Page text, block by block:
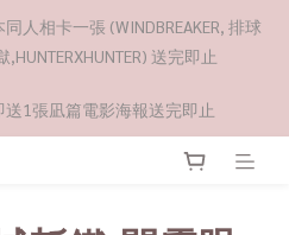
人相卡一張 (WINDBREAKER, 排球
送完即止
1張凪篇電影海報送完即止